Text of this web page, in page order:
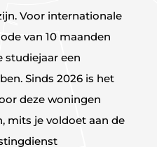
Voor internationale
van 10 maanden
studiejaar een
Sinds 2026 is het
deze woningen
mits je voldoet aan de